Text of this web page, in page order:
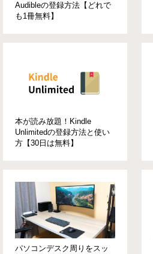
Audibleの登録方法【どれで
も1冊無料】
本が読み放題！Kindle
Unlimitedの登録方法と使い
方【30日は無料】
パソコンデスク周りをスッ